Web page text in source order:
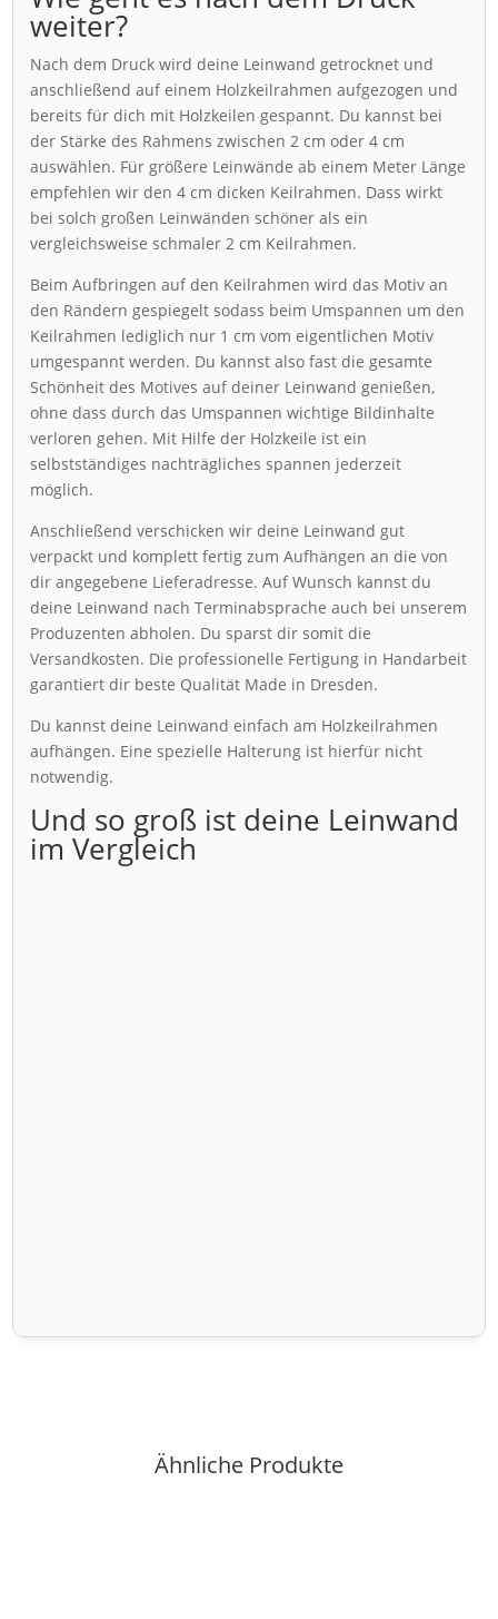
weiter?
Nach dem Druck wird deine Leinwand getrocknet und
anschließend auf einem Holzkeilrahmen aufgezogen und
bereits für dich mit Holzkeilen gespannt. Du kannst bei
der Stärke des Rahmens zwischen 2 cm oder 4 cm
auswählen. Für größere Leinwände ab einem Meter Länge
empfehlen wir den 4 cm dicken Keilrahmen. Dass wirkt
bei solch großen Leinwänden schöner als ein
vergleichsweise schmaler 2 cm Keilrahmen.
Beim Aufbringen auf den Keilrahmen wird das Motiv an
den Rändern gespiegelt sodass beim Umspannen um den
Keilrahmen lediglich nur 1 cm vom eigentlichen Motiv
umgespannt werden. Du kannst also fast die gesamte
Schönheit des Motives auf deiner Leinwand genießen,
ohne dass durch das Umspannen wichtige Bildinhalte
verloren gehen. Mit Hilfe der Holzkeile ist ein
selbstständiges nachträgliches spannen jederzeit
möglich.
Anschließend verschicken wir deine Leinwand gut
verpackt und komplett fertig zum Aufhängen an die von
dir angegebene Lieferadresse. Auf Wunsch kannst du
deine Leinwand nach Terminabsprache auch bei unserem
Produzenten abholen. Du sparst dir somit die
Versandkosten. Die professionelle Fertigung in Handarbeit
garantiert dir beste Qualität Made in Dresden.
Du kannst deine Leinwand einfach am Holzkeilrahmen
aufhängen. Eine spezielle Halterung ist hierfür nicht
notwendig.
Und so groß ist deine Leinwand
im Vergleich
Ähnliche Produkte